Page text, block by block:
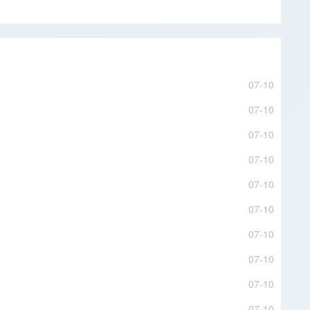
07-10
07-10
07-10
07-10
07-10
07-10
07-10
07-10
07-10